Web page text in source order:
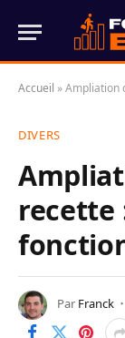
Accueil »Ampliation
DIVERS
recette
Par Franck